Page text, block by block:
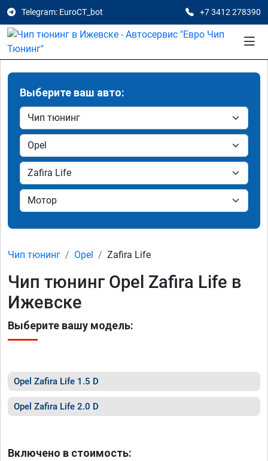
Telegram: EuroCT_bot +7 3412 278390
Выберите ваш авто:
Чип тюнинг Opel Zafira Life
Чип тюнинг Opel Zafira Life в
Ижевске
Выберите вашу модель:
Opel Zafira Life 1.5 D
Opel Zafira Life 2.0 D
Включено в стоимость: